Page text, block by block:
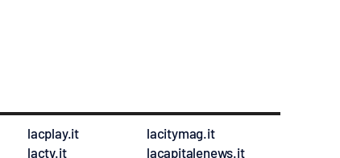
lacplay.it
lactv.it
lacitymag.it
lacapitalenews.it